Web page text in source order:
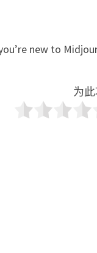
new to
为